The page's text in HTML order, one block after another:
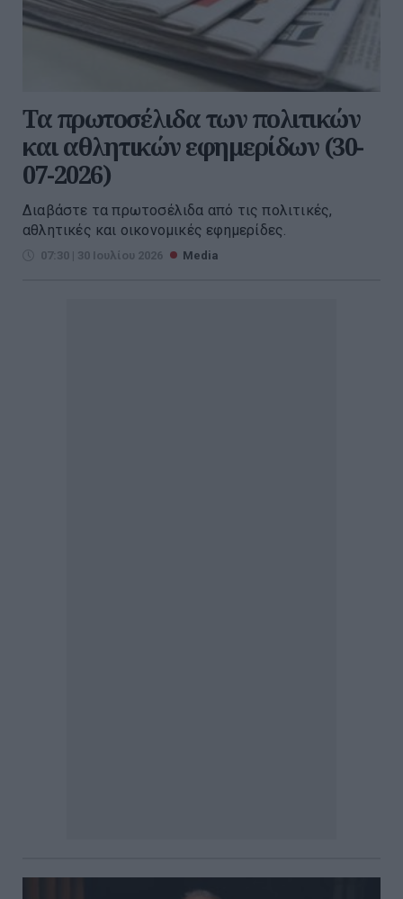
Τα πρωτοσέλιδα των πολιτικών
και αθλητικών εφημερίδων (30-
07-2026)
Διαβάστε τα πρωτοσέλιδα από τις πολιτικές,
αθλητικές και οικονομικές εφημερίδες.
07:30 | 30 Ιουλίου 2026 Media